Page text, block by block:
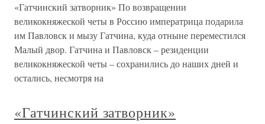
«Гатчинский затворник» По возвращении
великокняжеской четы в Россию императрица подарила
им Павловск и мызу Гатчина, куда отныне переместился
Малый двор. Гатчина и Павловск – резиденции
великокняжеской четы – сохранились до наших дней и
остались, несмотря на
«Гатчинский затворник»